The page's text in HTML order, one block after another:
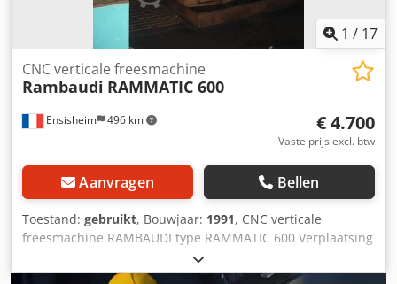
werkstuk: 850 kg
1 / 17
Ensisheim 496 km
CNC verticale freesmachine
Rambaudi RAMMATIC 600
€ 4.700
Vaste prijs excl. btw
Aanvragen Bellen
Toestand: gebruikt, Bouwjaar: 1991, CNC verticale
freesmachine RAMBAUDI type RAMMATIC 600 Verplaatsing
X 1260 mm Verplaatsing Y 690 mm Verplaatsing Z 600 mm
Numerieke opdracht NUM 1060 Kegel SA 50 Tafelafmeting